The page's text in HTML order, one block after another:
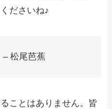
ださいね♪
– 松尾芭蕉
ことはありません。皆